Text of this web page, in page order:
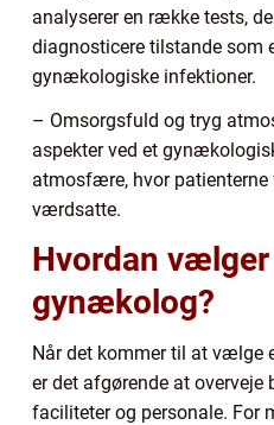
analyserer en række tests,
diagnosticere tilstande som
gynækologiske infektioner.
– Omsorgsfuld og tryg
aspekter ved et
atmosfære, hvor patienterne
værdsatte.
Hvordan
gynækolog?
Når det kommer til at vælge
er det afgørende at overveje
faciliteter og personale. For